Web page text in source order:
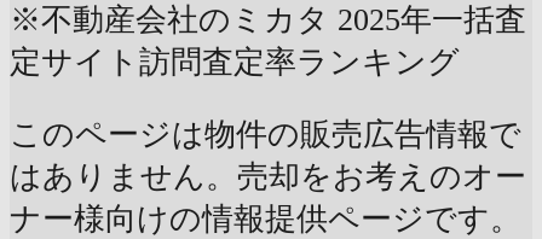
※不動産会社のミカタ 2025年一括査
定サイト訪問査定率ランキング
このページは物件の販売広告情報で
はありません。売却をお考えのオー
ナー様向けの情報提供ページです。